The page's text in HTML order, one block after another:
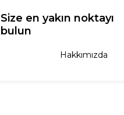
Size en yakın noktayı
bulun
Hakkımızda